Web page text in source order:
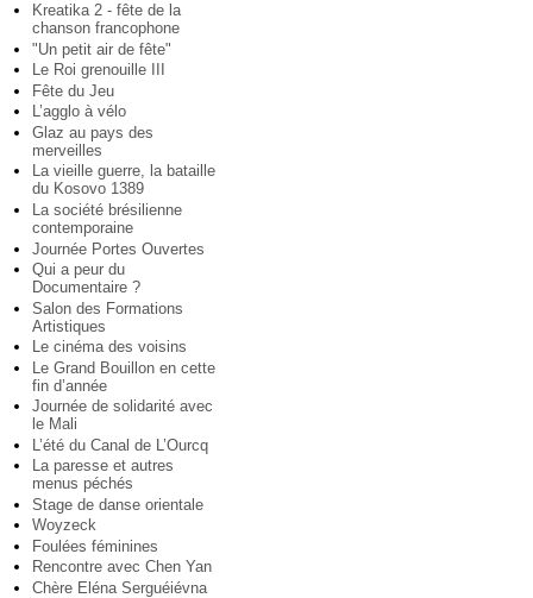
Kreatika 2 - fête de la
chanson francophone
"Un petit air de fête"
Le Roi grenouille III
Fête du Jeu
L’agglo à vélo
Glaz au pays des
merveilles
La vieille guerre, la bataille
du Kosovo 1389
La société brésilienne
contemporaine
Journée Portes Ouvertes
Qui a peur du
Documentaire ?
Salon des Formations
Artistiques
Le cinéma des voisins
Le Grand Bouillon en cette
fin d’année
Journée de solidarité avec
le Mali
L’été du Canal de L’Ourcq
La paresse et autres
menus péchés
Stage de danse orientale
Woyzeck
Foulées féminines
Rencontre avec Chen Yan
Chère Eléna Serguéiévna